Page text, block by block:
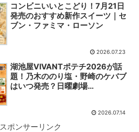
コンビニいいとこどり！7月21日
発売のおすすめ新作スイーツ｜セ
ブン・ファミマ・ローソン
2026.07.23
湖池屋VIVANTポテチ2026が話
題！乃木ののり塩・野崎のケバブ
はいつ発売？日曜劇場
2026.07.14
スポンサーリンク